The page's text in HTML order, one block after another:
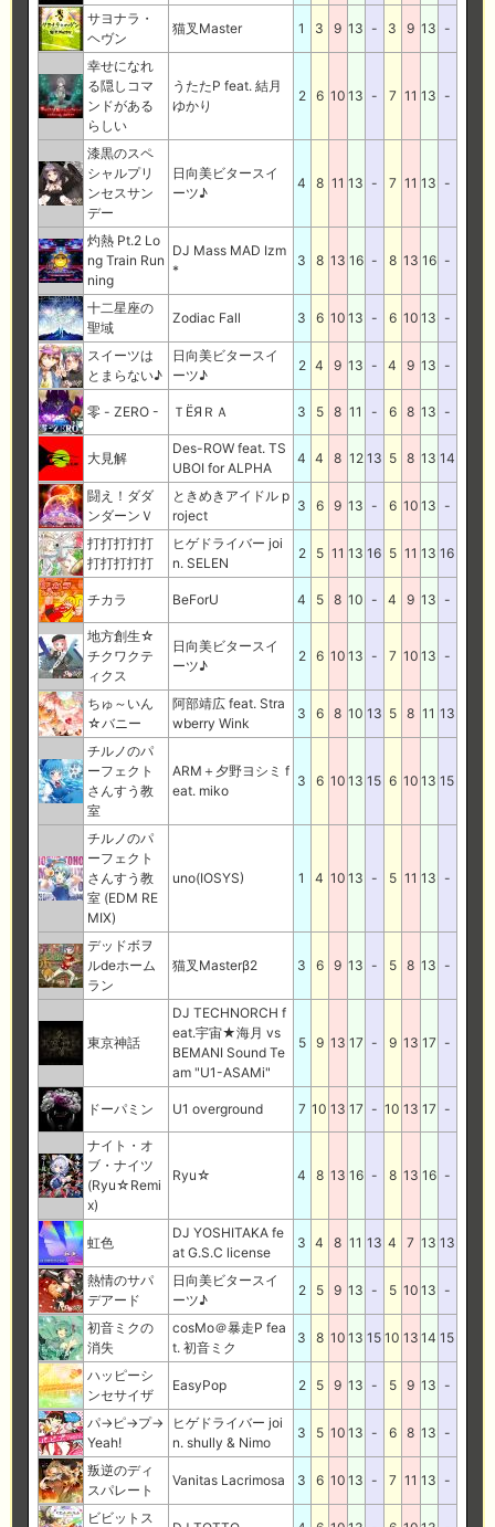
サヨナラ・
ヘヴン
猫叉Master 1 3 9 13 - 3 9 13 -
幸せになれ
る隠しコマ
ンドがある
らしい
うたたP feat. 結月
ゆかり
2 6 10 13 - 7 11 13 -
漆黒のスペ
シャルプリ
ンセスサン
デー
日向美ビタースイ
ーツ♪
4 8 11 13 - 7 11 13 -
灼熱 Pt.2 Lo
ng Train Run
ning
DJ Mass MAD Izm
*
3 8 13 16 - 8 13 16 -
十二星座の
聖域
Zodiac Fall 3 6 10 13 - 6 10 13 -
スイーツは
とまらない♪
日向美ビタースイ
ーツ♪
2 4 9 13 - 4 9 13 -
零 - ZERO - ＴЁЯＲＡ 3 5 8 11 - 6 8 13 -
大見解
Des-ROW feat. TS
UBOI for ALPHA
4 4 8 12 13 5 8 13 14
闘え！ダダ
ンダーンＶ
ときめきアイドル p
roject
3 6 9 13 - 6 10 13 -
打打打打打
打打打打打
ヒゲドライバー joi
n. SELEN
2 5 11 13 16 5 11 13 16
チカラ BeForU 4 5 8 10 - 4 9 13 -
地方創生☆
チクワクテ
ィクス
日向美ビタースイ
ーツ♪
2 6 10 13 - 7 10 13 -
ちゅ～いん
☆バニー
阿部靖広 feat. Stra
wberry Wink
3 6 8 10 13 5 8 11 13
チルノのパ
ーフェクト
さんすう教
室
ARM＋夕野ヨシミ f
eat. miko
3 6 10 13 15 6 10 13 15
チルノのパ
ーフェクト
さんすう教
室 (EDM RE
MIX)
uno(IOSYS) 1 4 10 13 - 5 11 13 -
デッドボヲ
ルdeホーム
ラン
猫叉Masterβ2 3 6 9 13 - 5 8 13 -
東京神話
DJ TECHNORCH f
eat.宇宙★海月 vs
BEMANI Sound Te
am "U1-ASAMi"
5 9 13 17 - 9 13 17 -
ドーパミン U1 overground 7 10 13 17 - 10 13 17 -
ナイト・オ
ブ・ナイツ
(Ryu☆Remi
x)
Ryu☆ 4 8 13 16 - 8 13 16 -
虹色
DJ YOSHITAKA fe
at G.S.C license
3 4 8 11 13 4 7 13 13
熱情のサパ
デアード
日向美ビタースイ
ーツ♪
2 5 9 13 - 5 10 13 -
初音ミクの
消失
cosMo＠暴走P fea
t. 初音ミク
3 8 10 13 15 10 13 14 15
ハッピーシ
ンセサイザ
EasyPop 2 5 9 13 - 5 9 13 -
パ→ピ→プ→
Yeah!
ヒゲドライバー joi
n. shully & Nimo
3 5 10 13 - 6 8 13 -
叛逆のディ
スパレート
Vanitas Lacrimosa 3 6 10 13 - 7 11 13 -
ビビットス